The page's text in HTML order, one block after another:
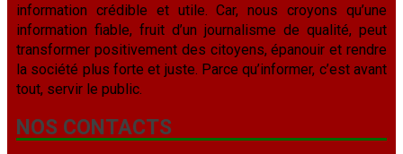
information crédible et utile. Car, nous croyons qu’une
information fiable, fruit d’un journalisme de qualité, peut
transformer positivement des citoyens, épanouir et rendre
la société plus forte et juste. Parce qu’informer, c’est avant
tout, servir le public.
NOS CONTACTS